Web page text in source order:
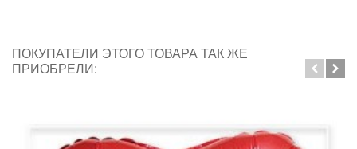
ПОКУПАТЕЛИ ЭТОГО ТОВАРА ТАК ЖЕ
ПРИОБРЕЛИ: